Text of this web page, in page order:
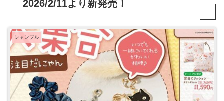
2026/2/11より新発売！
シャンブル